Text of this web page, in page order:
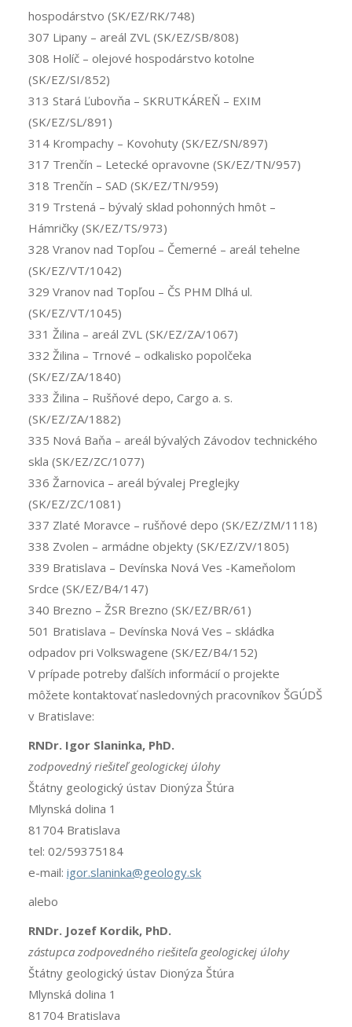
hospodárstvo (SK/EZ/RK/748)
307 Lipany – areál ZVL (SK/EZ/SB/808)
308 Holíč – olejové hospodárstvo kotolne
(SK/EZ/SI/852)
313 Stará Ľubovňa – SKRUTKÁREŇ – EXIM
(SK/EZ/SL/891)
314 Krompachy – Kovohuty (SK/EZ/SN/897)
317 Trenčín – Letecké opravovne (SK/EZ/TN/957)
318 Trenčín – SAD (SK/EZ/TN/959)
319 Trstená – bývalý sklad pohonných hmôt –
Hámričky (SK/EZ/TS/973)
328 Vranov nad Topľou – Čemerné – areál tehelne
(SK/EZ/VT/1042)
329 Vranov nad Topľou – ČS PHM Dlhá ul.
(SK/EZ/VT/1045)
331 Žilina – areál ZVL (SK/EZ/ZA/1067)
332 Žilina – Trnové – odkalisko popolčeka
(SK/EZ/ZA/1840)
333 Žilina – Rušňové depo, Cargo a. s.
(SK/EZ/ZA/1882)
335 Nová Baňa – areál bývalých Závodov technického
skla (SK/EZ/ZC/1077)
336 Žarnovica – areál bývalej Preglejky
(SK/EZ/ZC/1081)
337 Zlaté Moravce – rušňové depo (SK/EZ/ZM/1118)
338 Zvolen – armádne objekty (SK/EZ/ZV/1805)
339 Bratislava – Devínska Nová Ves -Kameňolom
Srdce (SK/EZ/B4/147)
340 Brezno – ŽSR Brezno (SK/EZ/BR/61)
501 Bratislava – Devínska Nová Ves – skládka
odpadov pri Volkswagene (SK/EZ/B4/152)
V prípade potreby ďalších informácií o projekte
môžete kontaktovať nasledovných pracovníkov ŠGÚDŠ
v Bratislave:
RNDr. Igor Slaninka, PhD.
zodpovedný riešiteľ geologickej úlohy
Štátny geologický ústav Dionýza Štúra
Mlynská dolina 1
81704 Bratislava
tel: 02/59375184
e-mail: igor.slaninka@geology.sk
alebo
RNDr. Jozef Kordik, PhD.
zástupca zodpovedného riešiteľa geologickej úlohy
Štátny geologický ústav Dionýza Štúra
Mlynská dolina 1
81704 Bratislava